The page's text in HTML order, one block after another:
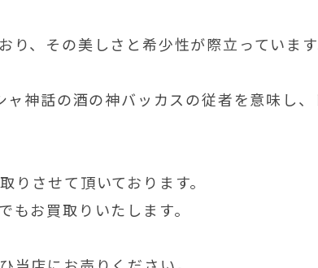
、その美しさと希少性が際立っています
神話の酒の神バッカスの従者を意味し
させて頂いております。
お買取りいたします。